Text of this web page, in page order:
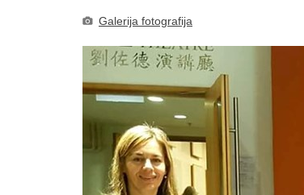
Galerija fotografija